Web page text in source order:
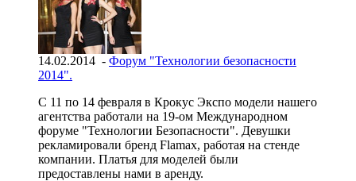
14.02.2014 - Форум "Технологии безопасности
2014".
С 11 по 14 февраля в Крокус Экспо модели нашего
агентства работали на 19-ом Международном
форуме "Технологии Безопасности". Девушки
рекламировали бренд Flamax, работая на стенде
компании. Платья для моделей были
предоставлены нами в аренду.